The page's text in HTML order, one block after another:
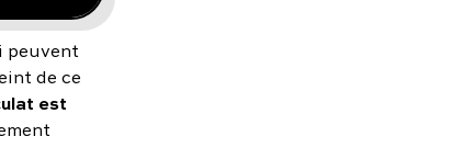
peuvent
de ce
est